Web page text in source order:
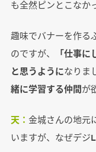
も全然ピンとこなか
趣味でバナーを作る
のですが、
「仕事
と思うようになりま
緒に学習する仲間が
天： 金城さんの地元
いますが、なぜデジ